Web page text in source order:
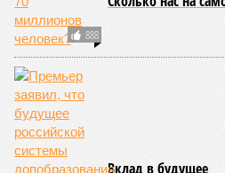
развитых цивилизаций. Но мы
катастрофическим изменениям в
вычёркивают эти цифры из всех
долголетия.
старения только
теоретическую среднюю
1759 до 156 лет»
из ключевых авторов
Центра био- и медицинских